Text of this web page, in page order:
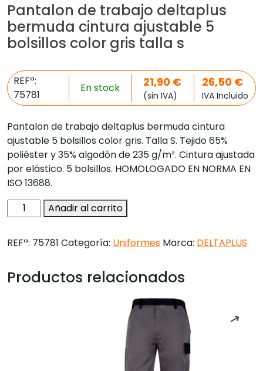
Pantalon de trabajo deltaplus
bermuda cintura ajustable 5
bolsillos color gris talla s
REFª:
75781
En stock 21,90 €
(sin IVA)
26,50 €
IVA Incluido
Pantalon de trabajo deltaplus bermuda cintura
ajustable 5 bolsillos color gris. Talla S. Tejido 65%
poliéster y 35% algodón de 235 g/m². Cintura ajustada
por elástico. 5 bolsillos. HOMOLOGADO EN NORMA EN
ISO 13688.
Pantalon
de
deltaplus
cintura
Añadir al carrito
REFª: 75781 Categoría: Uniformes Marca: DELTAPLUS
Productos relacionados